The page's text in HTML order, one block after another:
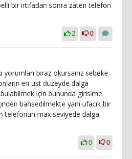
bir irtifadan sonra zaten telefon
2 0
yorumları biraz okursanız sebeke
en ust duzeyde dalga
bulabilmek için bununda girisime
bahsedilmekte yani ufacık bir
telefonun max seviyede dalga
0 0